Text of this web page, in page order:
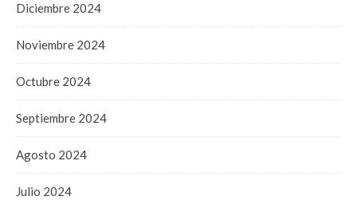
Diciembre 2024
Noviembre 2024
Octubre 2024
Septiembre 2024
Agosto 2024
Julio 2024